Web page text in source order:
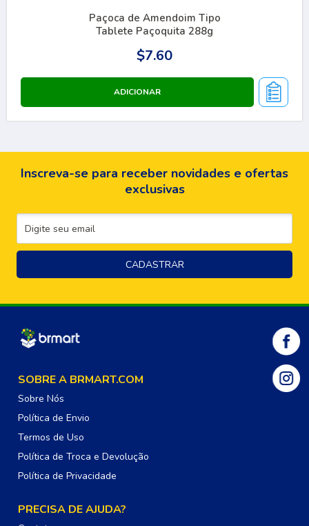
Paçoca de Amendoim Tipo
Tablete Paçoquita 288g
$7.60
Inscreva-se para receber novidades e ofertas
exclusivas
SOBRE A BRMART.COM
Sobre Nós
Política de Envio
Termos de Uso
Política de Troca e Devolução
Política de Privacidade
PRECISA DE AJUDA?